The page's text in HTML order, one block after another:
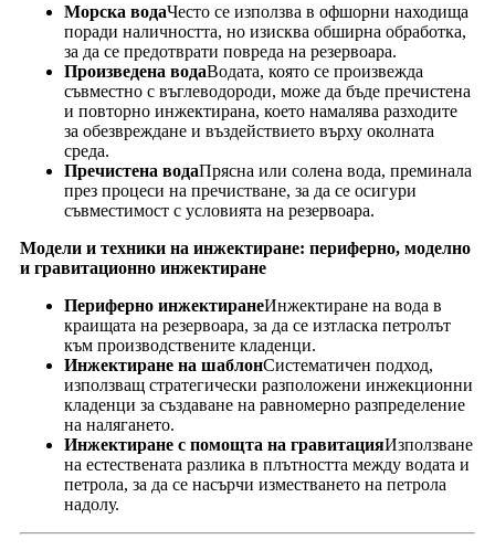
Морска водаЧесто се използва в офшорни находища
поради наличността, но изисква обширна обработка,
за да се предотврати повреда на резервоара.
Произведена водаВодата, която се произвежда
съвместно с въглеводороди, може да бъде пречистена
и повторно инжектирана, което намалява разходите
за обезвреждане и въздействието върху околната
среда.
Пречистена водаПрясна или солена вода, преминала
през процеси на пречистване, за да се осигури
съвместимост с условията на резервоара.
Модели и техники на инжектиране: периферно, моделно
и гравитационно инжектиране
Периферно инжектиранеИнжектиране на вода в
краищата на резервоара, за да се изтласка петролът
към производствените кладенци.
Инжектиране на шаблонСистематичен подход,
използващ стратегически разположени инжекционни
кладенци за създаване на равномерно разпределение
на налягането.
Инжектиране с помощта на гравитацияИзползване
на естествената разлика в плътността между водата и
петрола, за да се насърчи изместването на петрола
надолу.